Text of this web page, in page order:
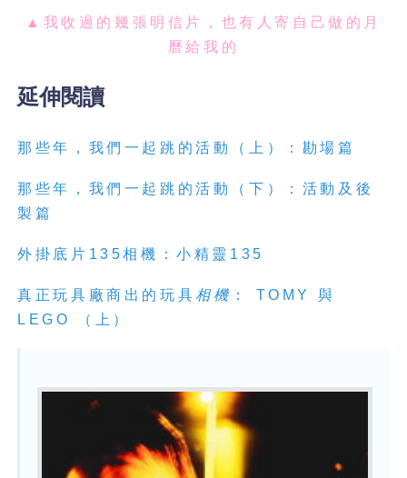
▲我收過的幾張明信片，也有人寄自己做的月
曆給我的
延伸閱讀
那些年，我們一起跳的活動（上）：勘場篇
那些年，我們一起跳的活動（下）：活動及後
製篇
外掛底片135相機：小精靈135
真正玩具廠商出的玩具相機 ： TOMY 與
LEGO （上）